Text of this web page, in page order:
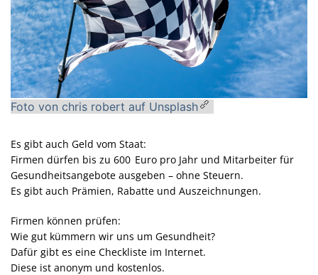
Foto von chris robert auf Unsplash
Es gibt auch Geld vom Staat:
Firmen dürfen bis zu 600 Euro pro Jahr und Mitarbeiter für
Gesundheitsangebote ausgeben – ohne Steuern.
Es gibt auch Prämien, Rabatte und Auszeichnungen.
Firmen können prüfen:
Wie gut kümmern wir uns um Gesundheit?
Dafür gibt es eine Checkliste im Internet.
Diese ist anonym und kostenlos.